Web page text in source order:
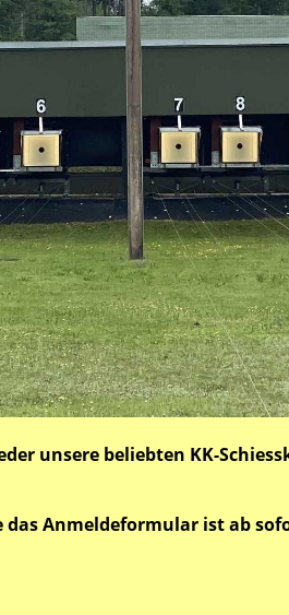
unsere beliebten KK-
Anmeldeformular ist ab